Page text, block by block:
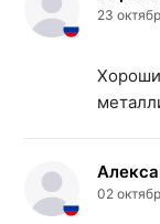
23
02